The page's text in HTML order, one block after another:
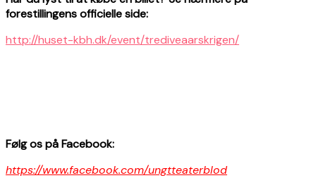
forestillingens officielle side:
http://huset-kbh.dk/event/trediveaarskrigen/
Følg os påFacebook:
https://www.facebook.com/ungtteaterblod